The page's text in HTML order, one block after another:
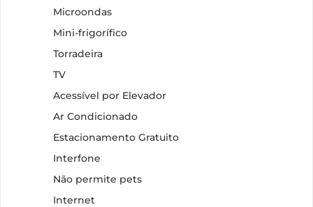
Microondas
Mini-frigorífico
Torradeira
TV
Acessível por Elevador
Ar Condicionado
Estacionamento Gratuito
Interfone
Não permite pets
Internet